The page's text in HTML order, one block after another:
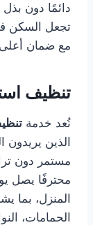
دائمًا دون
تجعل السكن
مع ضمان أعلى
تنظيف
تُعد خدمة
الذين
مستمر دون
محترفًا يصل
المنزل، بما
الحمامات،